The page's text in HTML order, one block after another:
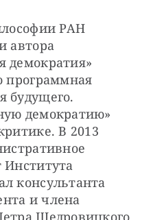
РАН
автора
демократия»
программная
будущего.
демократию»
В 2013
Института
консультанта
и члена
Щедровицкого